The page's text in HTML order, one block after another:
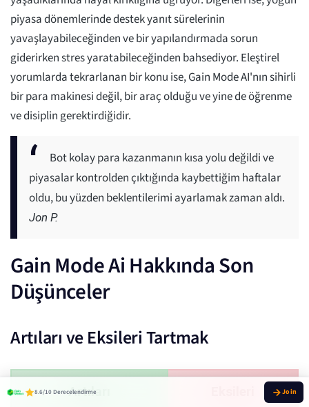
piyasa dönemlerinde destek yanıt sürelerinin
yavaşlayabileceğinden ve bir yapılandırmada sorun
giderirken stres yaratabileceğinden bahsediyor. Eleştirel
yorumlarda tekrarlanan bir konu ise, Gain Mode AI'nın sihirli
bir para makinesi değil, bir araç olduğu ve yine de öğrenme
ve disiplin gerektirdiğidir.
Bot kolay para kazanmanın kısa yolu değildi ve
piyasalar kontrolden çıktığında kaybettiğim haftalar
oldu, bu yüzden beklentilerimi ayarlamak zaman aldı.
Jon P.
Gain Mode Ai Hakkında Son
Düşünceler
Artıları ve Eksileri Tartmak
Artıları
8.6/10 Derecelendirme